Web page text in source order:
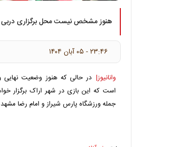
هنوز مشخص نیست محل برگزاری
۲۳:۴۶ - ۰۵ آبان ۱۴۰۴
وانانیوز| در حالی که هنوز وضعیت
است که این بازی در شهر اراک برگزار
جمله ورزشگاه پارس شیراز و امام رضا مشهد